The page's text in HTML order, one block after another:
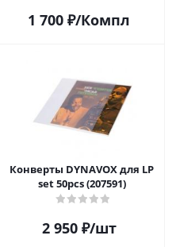
1 700 ₽/Компл
Конверты DYNAVOX для LP
set 50pcs (207591)
2 950₽/шт